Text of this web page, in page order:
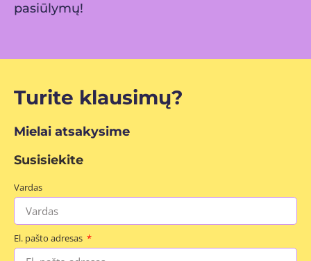
pasiūlymų!
Turite klausimų?
Mielai atsakysime
Susisiekite
Vardas
El. pašto adresas